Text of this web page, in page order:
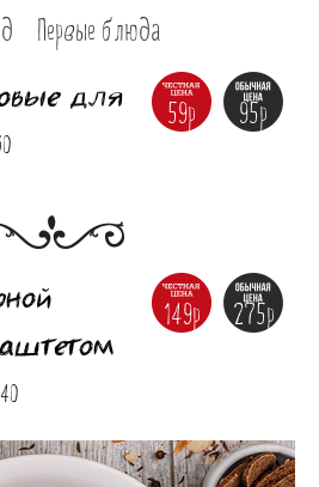
Первые блюда
95р
59р
для
275р
149р